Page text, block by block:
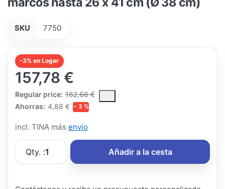
SKU 7750
-3% en Logar
157,78 €
Regular price: 162,66 €
The Regular Price is the median selling price paid by
Ahorras: 4,88 € − 3 %
incl. TINA más envío
Qty. :1 Añadir a la cesta